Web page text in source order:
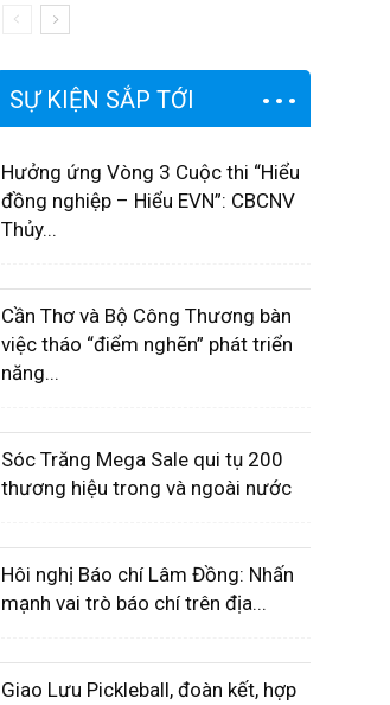
SỰ KIỆN SẮP TỚI
Hưởng ứng Vòng 3 Cuộc thi “Hiểu
đồng nghiệp – Hiểu EVN”: CBCNV
Thủy...
Cần Thơ và Bộ Công Thương bàn
việc tháo “điểm nghẽn” phát triển
năng...
Sóc Trăng Mega Sale qui tụ 200
thương hiệu trong và ngoài nước
Hôi nghị Báo chí Lâm Đồng: Nhấn
mạnh vai trò báo chí trên địa...
Giao Lưu Pickleball, đoàn kết, hợp